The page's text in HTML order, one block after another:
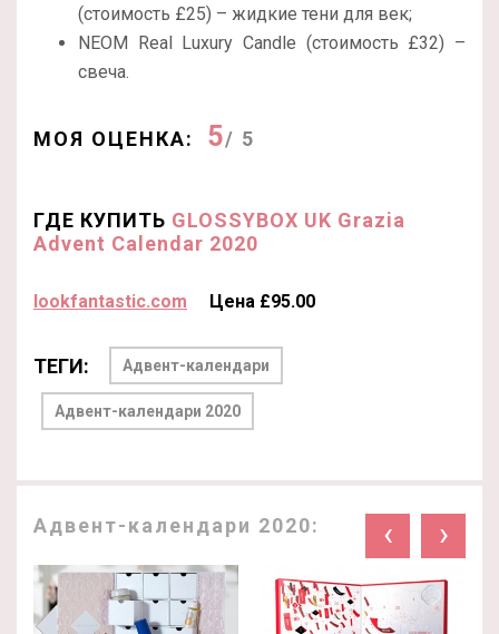
(стоимость £25) – жидкие тени для век;
NEOM Real Luxury Candle (стоимость £32) –
свеча.
МОЯ ОЦЕНКА: 5/ 5
ГДЕ КУПИТЬ GLOSSYBOX UK Grazia
Advent Calendar 2020
lookfantastic.com Цена £95.00
ТЕГИ: Адвент-календари
Адвент-календари 2020
Адвент-календари 2020: ‹ ›